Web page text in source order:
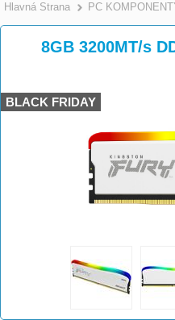
Hlavná Strana PC
8GB 3200MT/s
BLACK FRIDAY